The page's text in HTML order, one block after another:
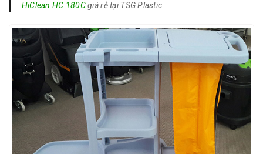
HiClean HC 180Cgiá rẻ tại TSG Plastic